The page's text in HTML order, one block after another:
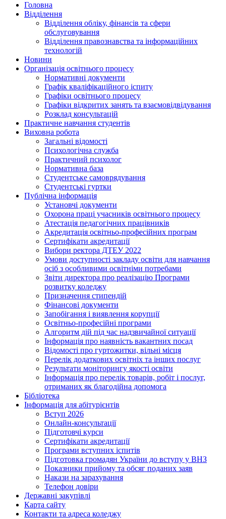
Головна
Відділення
Відділення обліку, фінансів та сфери
обслуговування
Відділення правознавства та інформаційних
технологій
Новини
Організація освітнього процесу
Нормативні документи
Графік кваліфікаційного іспиту
Графіки освітнього процесу
Графіки відкритих занять та взаємовідвідування
Розклад консультацій
Практичне навчання студентів
Виховна робота
Загальні відомості
Психологічна служба
Практичний психолог
Нормативна база
Студентське самоврядування
Студентські гуртки
Публічна інформація
Установчі документи
Охорона праці учасників освітнього процесу
Атестація педагогічних працівників
Акредитація освітньо-професійних програм
Сертифікати акредитації
Вибори ректора ДТЕУ 2022
Умови доступності закладу освіти для навчання
осіб з особливими освітніми потребами
Звіти директора про реалізацію Програми
розвитку коледжу
Призначення стипендій
Фінансові документи
Запобігання і виявлення корупції
Освітньо-професійні програми
Алгоритм дій під час надзвичайної ситуації
Інформація про наявність вакантних посад
Відомості про гуртожитки, вільні місця
Перелік додаткових освітніх та інших послуг
Результати моніторингу якості освіти
Інформація про перелік товарів, робіт і послуг,
отриманих як благодійна допомога
Бібліотека
Інформація для абітурієнтів
Вступ 2026
Онлайн-консультації
Підготовчі курси
Сертифікати акредитації
Програми вступних іспитів
Підготовка громадян України до вступу у ВНЗ
Показники прийому та обсяг поданих заяв
Накази на зарахування
Телефон довіри
Державні закупівлі
Карта сайту
Контакти та адреса коледжу